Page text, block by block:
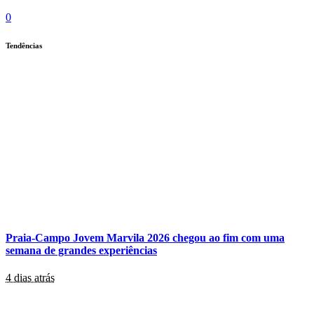
0
Tendências
Praia-Campo Jovem Marvila 2026 chegou ao fim com uma
semana de grandes experiências
4 dias atrás